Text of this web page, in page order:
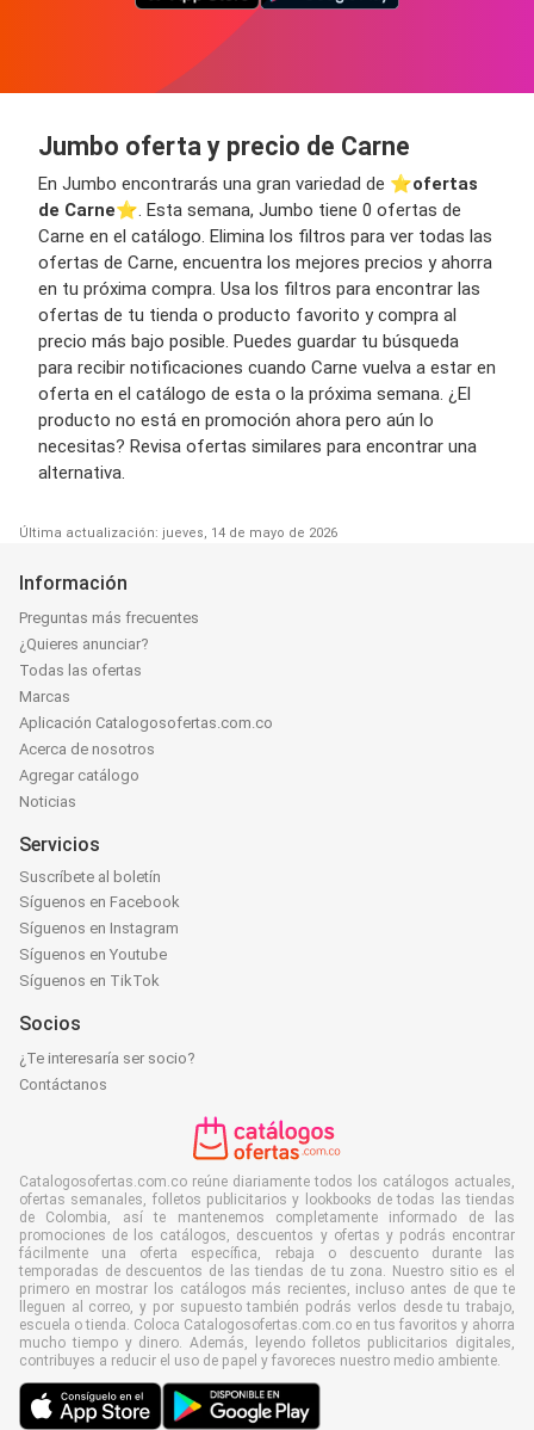
Jumbo oferta y precio de Carne
En Jumbo encontrarás una gran variedad de ⭐️ofertas
de Carne⭐️. Esta semana, Jumbo tiene 0 ofertas de
Carne en el catálogo. Elimina los filtros para ver todas las
ofertas de Carne, encuentra los mejores precios y ahorra
en tu próxima compra. Usa los filtros para encontrar las
ofertas de tu tienda o producto favorito y compra al
precio más bajo posible. Puedes guardar tu búsqueda
para recibir notificaciones cuando Carne vuelva a estar en
oferta en el catálogo de esta o la próxima semana. ¿El
producto no está en promoción ahora pero aún lo
necesitas? Revisa ofertas similares para encontrar una
alternativa.
Última actualización: jueves, 14 de mayo de 2026
Información
Preguntas más frecuentes
¿Quieres anunciar?
Todas las ofertas
Marcas
Aplicación Catalogosofertas.com.co
Acerca de nosotros
Agregar catálogo
Noticias
Servicios
Suscríbete al boletín
Síguenos en Facebook
Síguenos en Instagram
Síguenos en Youtube
Síguenos en TikTok
Socios
¿Te interesaría ser socio?
Contáctanos
Catalogosofertas.com.co reúne diariamente todos los catálogos actuales,
ofertas semanales, folletos publicitarios y lookbooks de todas las tiendas
de Colombia, así te mantenemos completamente informado de las
promociones de los catálogos, descuentos y ofertas y podrás encontrar
fácilmente una oferta específica, rebaja o descuento durante las
temporadas de descuentos de las tiendas de tu zona. Nuestro sitio es el
primero en mostrar los catálogos más recientes, incluso antes de que te
lleguen al correo, y por supuesto también podrás verlos desde tu trabajo,
escuela o tienda. Coloca Catalogosofertas.com.co en tus favoritos y ahorra
mucho tiempo y dinero. Además, leyendo folletos publicitarios digitales,
contribuyes a reducir el uso de papel y favoreces nuestro medio ambiente.